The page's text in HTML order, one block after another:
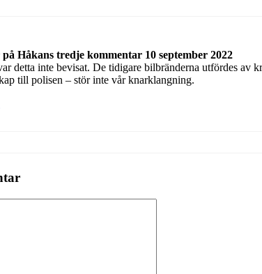
på Håkans tredje kommentar 10 september 2022
detta inte bevisat. De tidigare bilbränderna utfördes av
till polisen – stör inte vår knarklangning.